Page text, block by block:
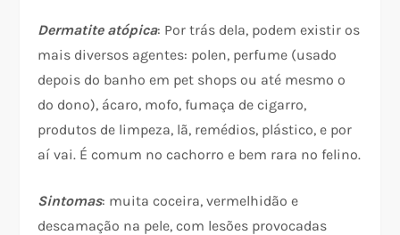
Dermatite atópica: Por trás dela, podem existir os
mais diversos agentes: polen, perfume (usado
depois do banho em pet shops ou até mesmo o
do dono), ácaro, mofo, fumaça de cigarro,
produtos de limpeza, lã, remédios, plástico, e por
aí vai. É comum no cachorro e bem rara no felino.
Sintomas: muita coceira, vermelhidão e
descamação na pele, com lesões provocadas